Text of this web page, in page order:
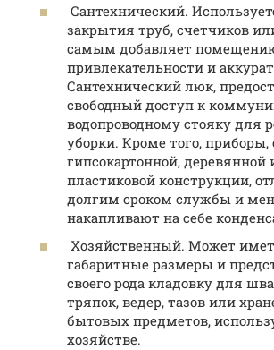
Сантехнический.
закрытия труб, счетчиков
самым добавляет
привлекательности и
Сантехнический люк,
свободный доступ к
водопроводному стояку для
уборки. Кроме того,
гипсокартонной, деревянной
пластиковой конструкции,
долгим сроком службы и
накапливают на себе
Хозяйственный. Может
габаритные размеры и
своего рода кладовку для
тряпок, ведер, тазов или
бытовых предметов,
хозяйстве.